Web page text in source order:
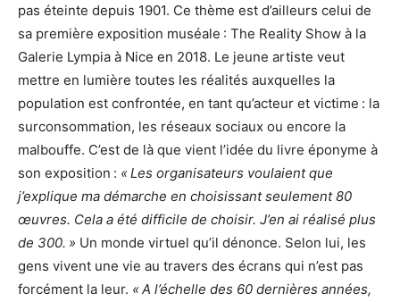
pas éteinte depuis 1901. Ce thème est d’ailleurs celui de
sa première exposition muséale : The Reality Show à la
Galerie Lympia à Nice en 2018. Le jeune artiste veut
mettre en lumière toutes les réalités auxquelles la
population est confrontée, en tant qu’acteur et victime : la
surconsommation, les réseaux sociaux ou encore la
malbouffe. C’est de là que vient l’idée du livre éponyme à
son exposition : « Les organisateurs voulaient que
j’explique ma démarche en choisissant seulement 80
œuvres. Cela a été difficile de choisir. J’en ai réalisé plus
de 300. » Un monde virtuel qu’il dénonce. Selon lui, les
gens vivent une vie au travers des écrans qui n’est pas
forcément la leur. « A l’échelle des 60 dernières années,